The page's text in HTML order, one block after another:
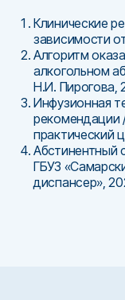
Клинические
зависимости
Алгоритм
алкогольном
Н.И. Пирогова,
Инфузионная
рекомендации
практический
Абстинентный
ГБУЗ
диспансер»,